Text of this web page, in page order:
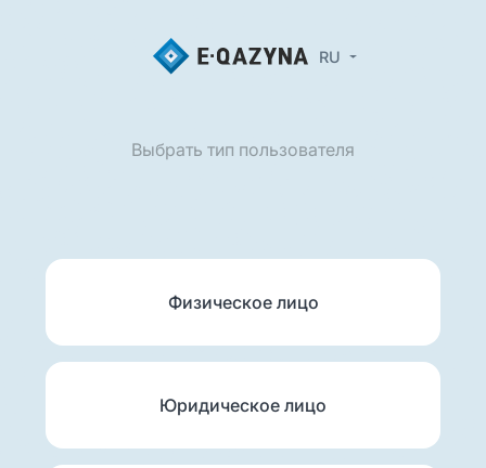
RU
Выбрать тип пользователя
Физическое лицо
Юридическое лицо